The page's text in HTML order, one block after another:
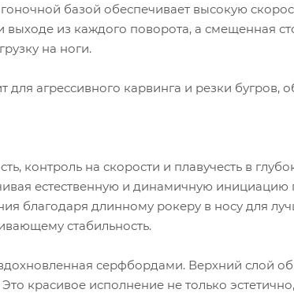
базой обеспечивает высокую
выходе из каждого поворота, а смещенная
на ноги.
агрессивного карвинга и резки бугров,
контроль на скорости и плавучесть в
естественную и динамичную инициацию
благодаря длинному рокеру в носу для
стабильность.
серфбордами. Верхний слой
красивое исполнение не только